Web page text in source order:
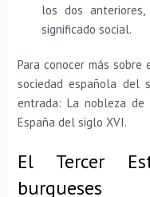
los dos
significado social.
Para conocer más
sociedad española del
entrada: La nobleza
España del siglo XVI.
El Tercer
burgueses